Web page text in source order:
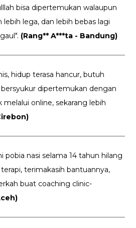
bisa dipertemukan walaupun
lebih lega, dan lebih bebas lagi
(Rang** A***ta - Bandung)
hidup terasa hancur, butuh
dipertemukan dengan
melalui online, sekarang lebih
pobia nasi selama 14 tahun hilang
terimakasih bantuannya,
buat coaching clinic-